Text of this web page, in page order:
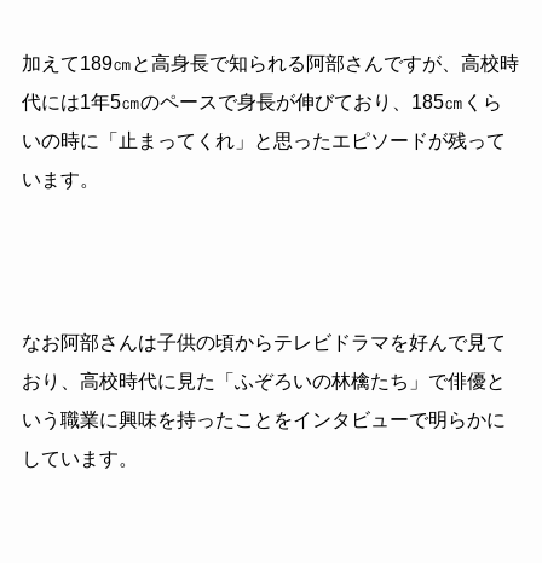
加えて189㎝と高身長で知られる阿部さんですが、高校時
代には1年5㎝のペースで身長が伸びており、185㎝くら
いの時に「止まってくれ」と思ったエピソードが残って
います。
なお阿部さんは子供の頃からテレビドラマを好んで見て
おり、高校時代に見た「ふぞろいの林檎たち」で俳優と
いう職業に興味を持ったことをインタビューで明らかに
しています。